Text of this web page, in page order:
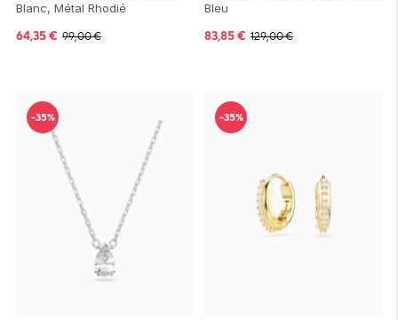
Blanc, Métal Rhodié
64,35€ 99,00€
Bleu
83,85€ 129,00€
-35% -35%